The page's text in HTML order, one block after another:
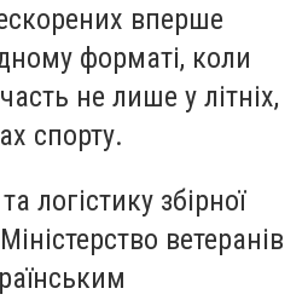
вперше
форматі, коли
не лише у літніх,
спорту.
логістику збірної
ветеранів